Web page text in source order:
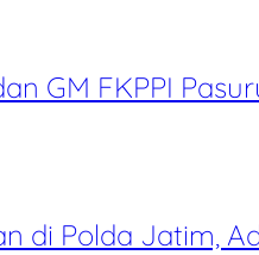
GM FKPPI
di Polda Jatim,